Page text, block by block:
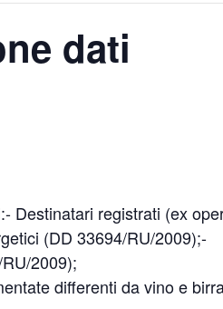
dati
Destinatari registrati (ex
(DD 33694/RU/2009);-
2009);
differenti da vino e